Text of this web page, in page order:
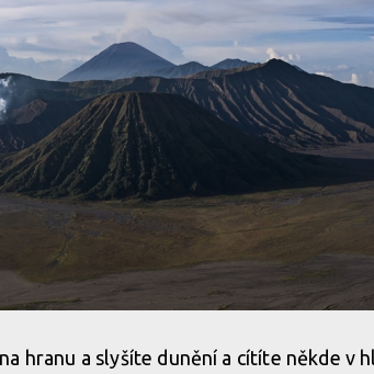
hranu a slyšíte dunění a cítíte někde v